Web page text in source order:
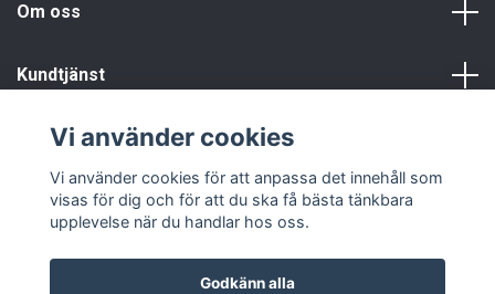
Om oss
Kundtjänst
Vi använder cookies
Vi använder cookies för att anpassa det innehåll som
visas för dig och för att du ska få bästa tänkbara
upplevelse när du handlar hos oss.
Godkänn alla